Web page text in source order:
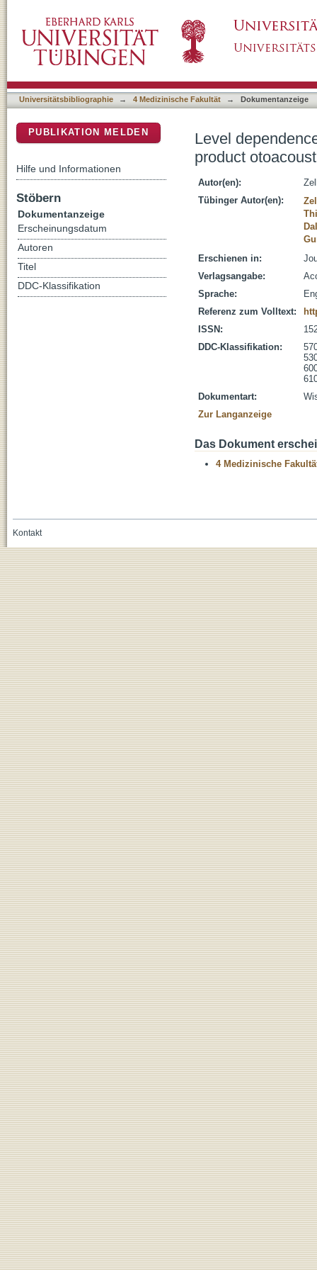
emissions in humans
Universitätsbibliographie → 4 Medizinische Fakultät → Dokumentanzeige
Level
product
Autor(en):
Tübinger Autor(en):
Erschienen in:
Verlagsangabe:
Sprache:
Referenz zum Volltext:
ISSN:
DDC-Klassifikation:
Dokumentart:
Zur Langanzeige
Das Dokument
4 Medizinische
PUBLIKATION MELDEN
Hilfe und Informationen
Stöbern
Dokumentanzeige
Erscheinungsdatum
Autoren
Titel
DDC-Klassifikation
Kontakt